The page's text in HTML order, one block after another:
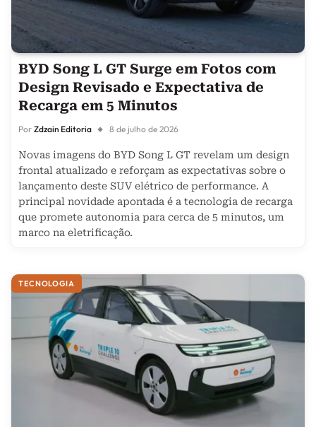
BYD Song L GT Surge em Fotos com
Design Revisado e Expectativa de
Recarga em 5 Minutos
Por Zdzain Editoria 8 de julho de 2026
Novas imagens do BYD Song L GT revelam um design
frontal atualizado e reforçam as expectativas sobre o
lançamento deste SUV elétrico de performance. A
principal novidade apontada é a tecnologia de recarga
que promete autonomia para cerca de 5 minutos, um
marco na eletrificação.
TECNOLOGIA